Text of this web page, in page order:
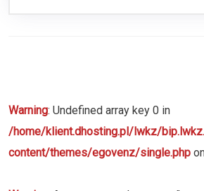
Warning: Undefined array key 0 in
/home/klient.dhosting.pl/lwkz/
content/themes/egovenz/single.php